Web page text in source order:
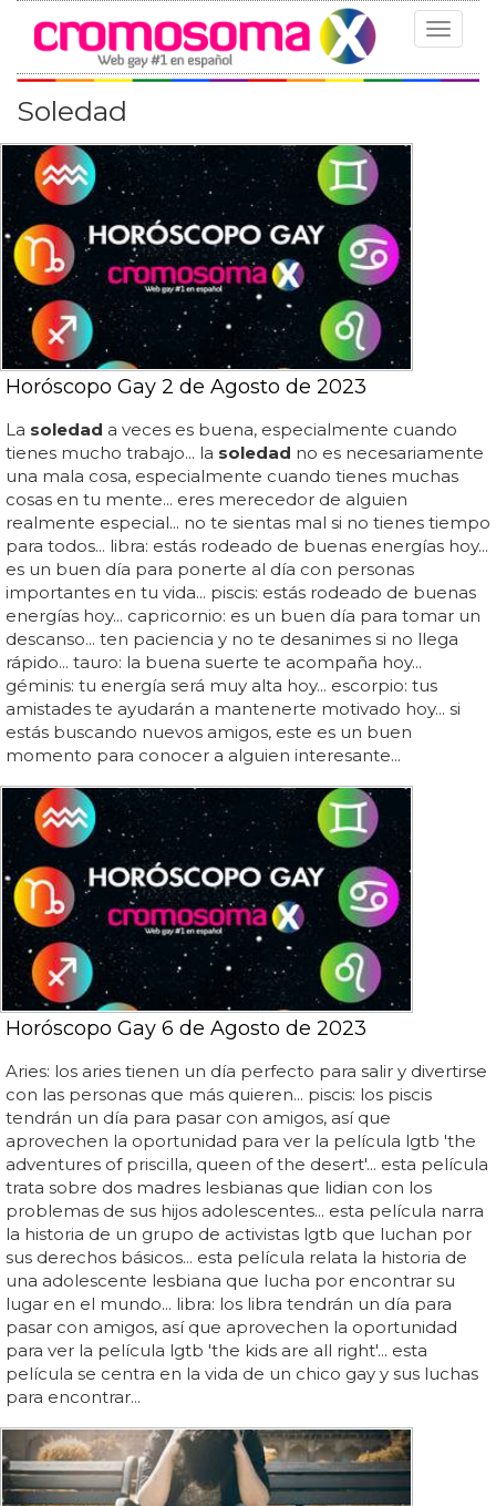
Toggle
Soledad
Horóscopo Gay 2 de Agosto de 2023
La soledad a veces es buena, especialmente cuando
tienes mucho trabajo... la soledad no es necesariamente
una mala cosa, especialmente cuando tienes muchas
cosas en tu mente... eres merecedor de alguien
realmente especial... no te sientas mal si no tienes tiempo
para todos... libra: estás rodeado de buenas energías hoy...
es un buen día para ponerte al día con personas
importantes en tu vida... piscis: estás rodeado de buenas
energías hoy... capricornio: es un buen día para tomar un
descanso... ten paciencia y no te desanimes si no llega
rápido... tauro: la buena suerte te acompaña hoy...
géminis: tu energía será muy alta hoy... escorpio: tus
amistades te ayudarán a mantenerte motivado hoy... si
estás buscando nuevos amigos, este es un buen
momento para conocer a alguien interesante...
Horóscopo Gay 6 de Agosto de 2023
Aries: los aries tienen un día perfecto para salir y divertirse
con las personas que más quieren... piscis: los piscis
tendrán un día para pasar con amigos, así que
aprovechen la oportunidad para ver la película lgtb 'the
adventures of priscilla, queen of the desert'... esta película
trata sobre dos madres lesbianas que lidian con los
problemas de sus hijos adolescentes... esta película narra
la historia de un grupo de activistas lgtb que luchan por
sus derechos básicos... esta película relata la historia de
una adolescente lesbiana que lucha por encontrar su
lugar en el mundo... libra: los libra tendrán un día para
pasar con amigos, así que aprovechen la oportunidad
para ver la película lgtb 'the kids are all right'... esta
película se centra en la vida de un chico gay y sus luchas
para encontrar...